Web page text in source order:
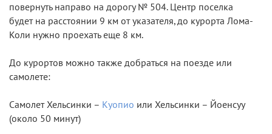
повернуть направо на дорогу № 504. Центр поселка
будет на расстоянии 9 км от указателя, до курорта Лома-
Коли нужно проехать еще 8 км.
До курортов можно также добраться на поезде или
самолете:
Самолет Хельсинки – Куопио или Хельсинки – Йоенсуу
(около 50 минут)